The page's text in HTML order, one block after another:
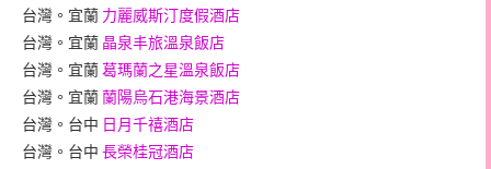
台灣。宜蘭 力麗威斯汀度假酒店
台灣。宜蘭 晶泉丰旅溫泉飯店
台灣。宜蘭葛瑪蘭之星溫泉飯店
台灣。宜蘭蘭陽烏石港海景酒店
台灣。台中 日月千禧酒店
台灣。台中 長榮桂冠酒店